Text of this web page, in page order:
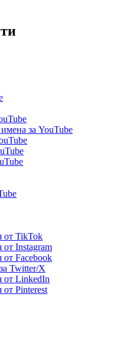
за YouTube
от TikTok
от Instagram
от Facebook
Twitter/X
от LinkedIn
Pinterest